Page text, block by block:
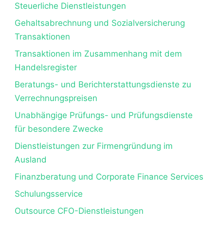
Steuerliche Dienstleistungen
Gehaltsabrechnung und Sozialversicherung
Transaktionen
Transaktionen im Zusammenhang mit dem
Handelsregister
Beratungs- und Berichterstattungsdienste zu
Verrechnungspreisen
Unabhängige Prüfungs- und Prüfungsdienste
für besondere Zwecke
Dienstleistungen zur Firmengründung im
Ausland
Finanzberatung und Corporate Finance Services
Schulungsservice
Outsource CFO-Dienstleistungen